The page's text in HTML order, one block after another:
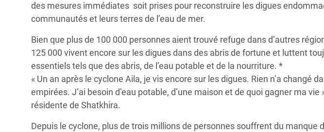
des mesures immédiates soit prises pour reconstruire les digues
communautés et leurs terres de l’eau de mer.
Bien que plus de 100 000 personnes aient trouvé refuge dans d’autres
125 000 vivent encore sur les digues dans des abris de fortune et luttent
essentiels tels que des abris, de l’eau potable et de la nourriture. *
« Un an après le cyclone Aila, je vis encore sur les digues. Rien n’a changé
empirées. J’ai besoin d’eau potable, d’une maison et de quoi gagner ma
résidente de Shatkhira.
Depuis le cyclone, plus de trois millions de personnes souffrent du manque